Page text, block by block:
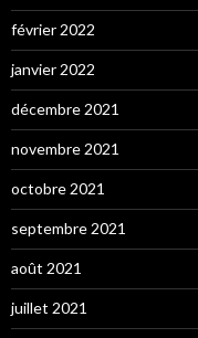
février 2022
janvier 2022
décembre 2021
novembre 2021
octobre 2021
septembre 2021
août 2021
juillet 2021